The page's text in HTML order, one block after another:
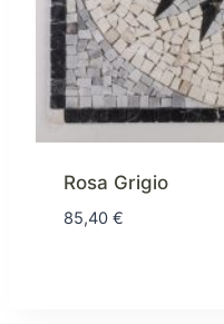
Rosa Grigio
85,40 €